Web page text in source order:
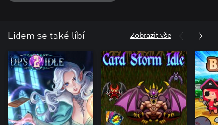
Lidem se také líbí Zobrazit vše